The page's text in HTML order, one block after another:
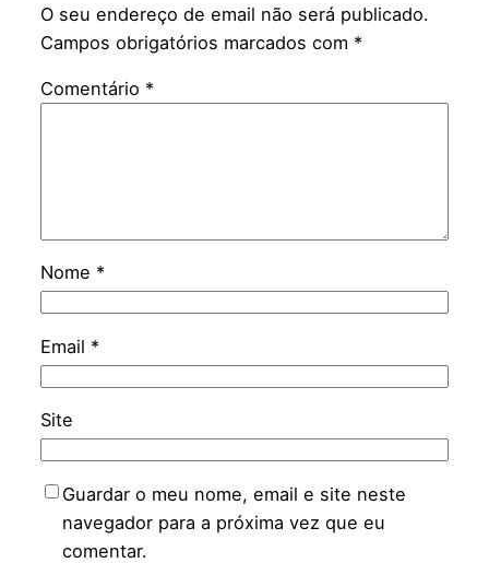
O seu endereço de email não será publicado.
Campos obrigatórios marcados com *
Comentário *
Nome *
Email *
Site
Guardar o meu nome, email e site neste
navegador para a próxima vez que eu
comentar.